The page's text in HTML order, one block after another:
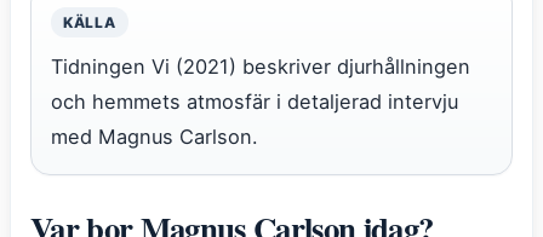
KÄLLA
Tidningen Vi (2021) beskriver djurhållningen
och hemmets atmosfär i detaljerad intervju
med Magnus Carlson.
Var bor Magnus Carlson idag?